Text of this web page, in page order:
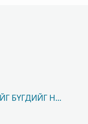
БҮГДИЙГ НЬ ҮЗЭХ